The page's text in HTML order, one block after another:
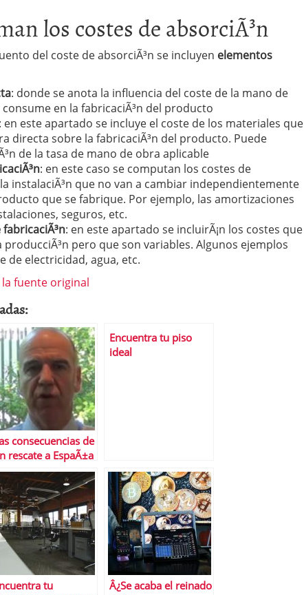
una baja mÃ©dica cuando trabajas por cuenta propia
los costes de absorciÃ³n
del coste de absorciÃ³n se incluyen elementos
: donde se anota la influencia del coste de la mano de
en la fabricaciÃ³n del producto
: en este apartado se incluye el coste de los materiales que
directa sobre la fabricaciÃ³n del producto. Puede
de la tasa de mano de obra aplicable
: en este caso se computan los costes de
instalaciÃ³n que no van a cambiar independientemente
que se fabrique. Por ejemplo, las amortizaciones
seguros, etc.
: en este apartado se incluirÃ¡n los costes que
pero que son variables. Algunos ejemplos
de electricidad, agua, etc.
fuente original
consecuencias de
rescate a EspaÃ±a
Encuentra tu piso
ideal
tu
Â¿Se acaba el reinado